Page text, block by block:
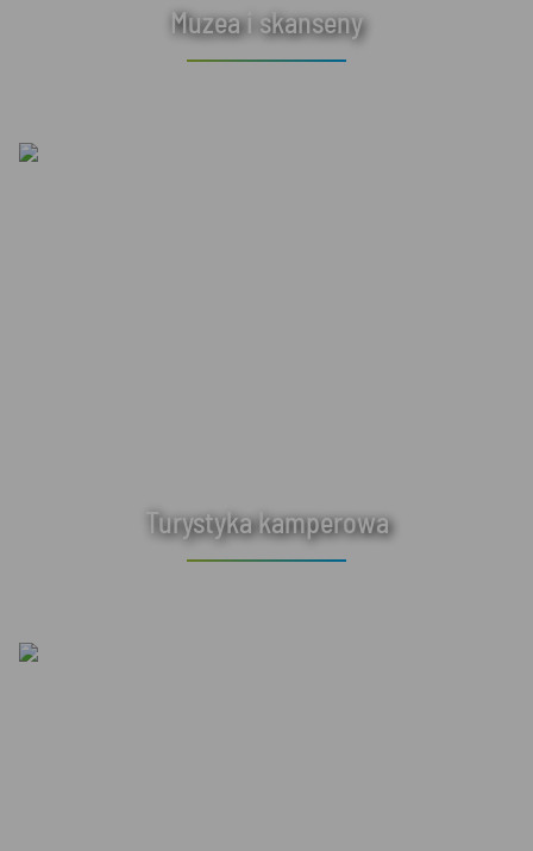
Muzea i skanseny
Turystyka kamperowa